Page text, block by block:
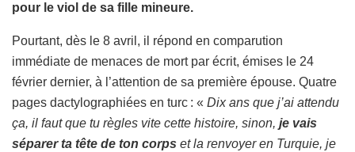
pour le viol de sa fille mineure.
Pourtant, dès le 8 avril, il répond en comparution
immédiate de menaces de mort par écrit, émises le 24
février dernier, à l’attention de sa première épouse. Quatre
pages dactylographiées en turc : « Dix ans que j’ai attendu
ça, il faut que tu règles vite cette histoire, sinon, je vais
séparer ta tête de ton corps et la renvoyer en Turquie, je